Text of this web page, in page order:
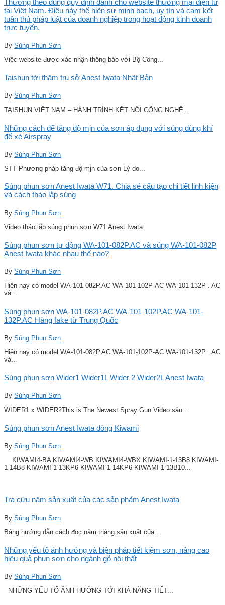
tại Việt Nam. Điều này thể hiện sự minh bạch, uy tín và cam kết
tuân thủ pháp luật của doanh nghiệp trong hoạt động kinh doanh
trực tuyến.
By Súng Phun Sơn
Việc website được xác nhận thông báo với Bộ Công...
Taishun tới thăm trụ sở Anest Iwata Nhật Bản
By Súng Phun Sơn
TAISHUN VIỆT NAM – HÀNH TRÌNH KẾT NỐI CÔNG NGHỆ...
Những cách để tăng độ mịn của sơn áp dụng với súng dùng khí
để xé Airspray
By Súng Phun Sơn
STT Phương pháp tăng độ mịn của sơn Lý do...
Súng phun sơn Anest Iwata W71. Chia sẻ cấu tạo chi tiết linh kiện
và cách tháo lắp súng
By Súng Phun Sơn
Video tháo lắp súng phun sơn W71 Anest Iwata:
Súng phun sơn tự động WA-101-082P.AC và súng WA-101-082P
Anest Iwata khác nhau thế nào?
By Súng Phun Sơn
Hiện nay có model WA-101-082P.AC WA-101-102P-AC WA-101-132P . AC
và...
Súng phun sơn WA-101-082P.AC WA-101-102P.AC WA-101-
132P.AC Hàng fake từ Trung Quốc
By Súng Phun Sơn
Hiện nay có model WA-101-082P.AC WA-101-102P-AC WA-101-132P . AC
và...
Súng phun sơn Wider1 Wider1L Wider 2 Wider2L Anest Iwata
By Súng Phun Sơn
WIDER1 x WIDER2This is The Newest Spray Gun Video sản...
Súng phun sơn Anest Iwata dòng Kiwami
By Súng Phun Sơn
KIWAMI4-BA KIWAMI4-WB KIWAMI4-WBX KIWAMI-1-13B8 KIWAMI-
1-14B8 KIWAMI-1-13KP6 KIWAMI-1-14KP6 KIWAMI-1-13B10...
Tra cứu năm sản xuất của các sản phẩm Anest Iwata
By Súng Phun Sơn
Bảng hướng dẫn cách đọc năm tháng sản xuất của...
Những yếu tố ảnh hưởng và biện pháp tiết kiệm sơn, nâng cao
hiệu quả phun sơn cho ngành gỗ nội thất
By Súng Phun Sơn
NHỮNG YẾU TỐ ẢNH HƯỞNG TỚI KHẢ NĂNG TIẾT...